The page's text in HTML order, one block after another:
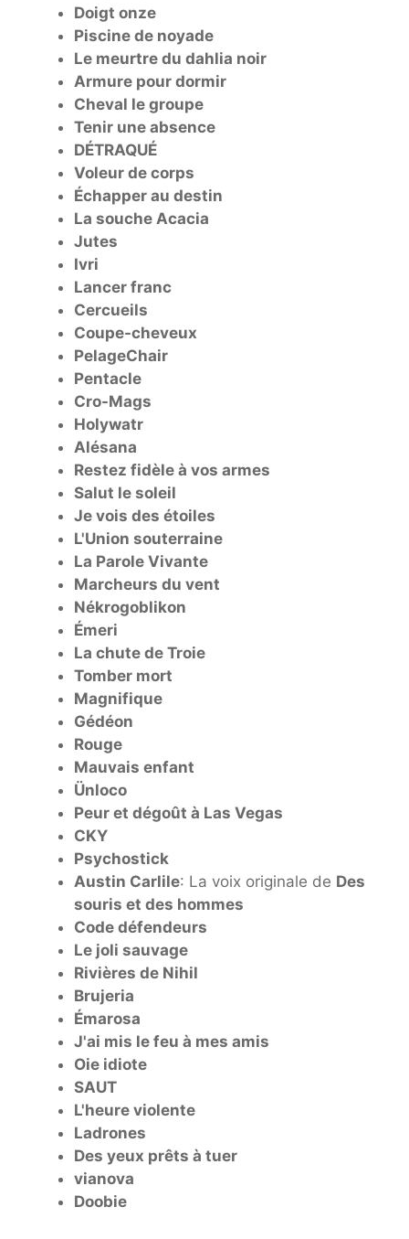
Doigt onze
Piscine de noyade
Le meurtre du dahlia noir
Armure pour dormir
Cheval le groupe
Tenir une absence
DÉTRAQUÉ
Voleur de corps
Échapper au destin
La souche Acacia
Jutes
Ivri
Lancer franc
Cercueils
Coupe-cheveux
PelageChair
Pentacle
Cro-Mags
Holywatr
Alésana
Restez fidèle à vos armes
Salut le soleil
Je vois des étoiles
L'Union souterraine
La Parole Vivante
Marcheurs du vent
Nékrogoblikon
Émeri
La chute de Troie
Tomber mort
Magnifique
Gédéon
Rouge
Mauvais enfant
Ünloco
Peur et dégoût à Las Vegas
CKY
Psychostick
Austin Carlile: La voix originale de Des
souris et des hommes
Code défendeurs
Le joli sauvage
Rivières de Nihil
Brujeria
Émarosa
J'ai mis le feu à mes amis
Oie idiote
SAUT
L'heure violente
Ladrones
Des yeux prêts à tuer
vianova
Doobie